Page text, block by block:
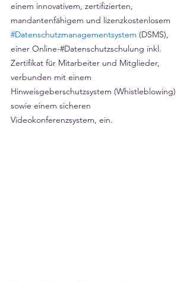
einem innovativem, zertifizierten,
mandantenfähigem und lizenzkostenlosem
#Datenschutzmanagementsystem (DSMS),
einer Online-#Datenschutzschulung inkl.
Zertifikat für Mitarbeiter und Mitglieder,
verbunden mit einem
Hinweisgeberschutzsystem (Whistleblowing)
sowie einem sicheren
Videokonferenzsystem, ein.